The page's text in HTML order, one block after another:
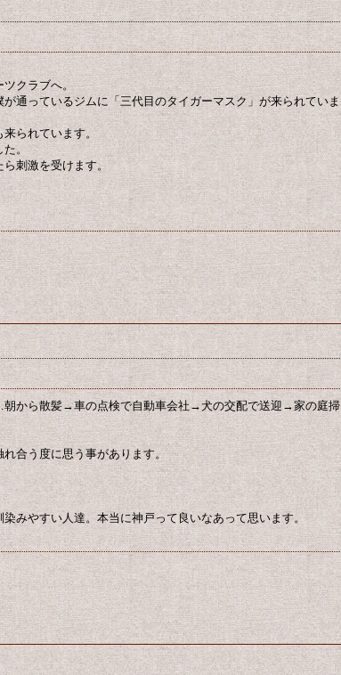
ツクラブへ。
通っているジムに「三代目のタイガーマスク」が来られていま
られています。
。
ら刺激を受けます。
朝から散髪→車の点検で自動車会社→犬の交配で送迎→家の庭掃
合う度に思う事があります。
みやすい人達。本当に神戸って良いなあって思います。